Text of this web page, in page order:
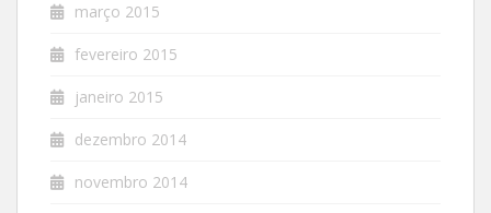
março 2015
fevereiro 2015
janeiro 2015
dezembro 2014
novembro 2014